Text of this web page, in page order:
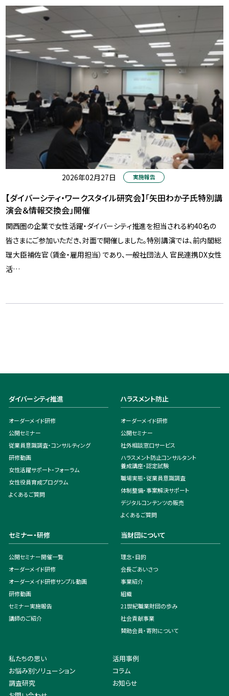
2026年02月27日 実施報告
【ダイバーシティ・ワークスタイル研究会】「矢田わか子氏特別講
演会＆情報交換会」開催
関西圏の企業で女性活躍・ダイバーシティ推進を担当される約40名の
皆さまにご参加いただき、対面で開催しました。特別講演では、前内閣総
理大臣補佐官（賃金・雇用担当）であり、一般社団法人 官民連携DX女性
活…
ダイバーシティ推進
オーダーメイド研修
公開セミナー
従業員意識調査・コンサルティング
研修動画
女性活躍サポート・フォーラム
女性役員育成プログラム
よくあるご質問
ハラスメント防止
オーダーメイド研修
公開セミナー
社外相談窓口サービス
ハラスメント防止コンサルタント
養成講座・認定試験
職場実態・従業員意識調査
体制整備・事案解決サポート
デジタルコンテンツの販売
よくあるご質問
セミナー・研修
公開セミナー開催一覧
オーダーメイド研修
オーダーメイド研修サンプル動画
研修動画
セミナー実施報告
講師のご紹介
当財団について
理念・目的
会長ごあいさつ
事業紹介
組織
21世紀職業財団の歩み
社会貢献事業
賛助会員・寄附について
私たちの思い
お悩み別ソリューション
調査研究
活用事例
コラム
お知らせ